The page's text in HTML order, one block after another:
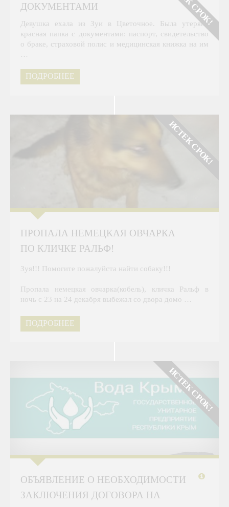
ДОКУМЕНТАМИ
Девушка ехала из Зуи в Цветочное. Была утеряна
красная папка с документами: паспорт, свидетельство
о браке, страховой полис и медицинская книжка на им
…
ПОДРОБНЕЕ
ИСТЕК СРОК!
ПРОПАЛА НЕМЕЦКАЯ ОВЧАРКА
ПО КЛИЧКЕ РАЛЬФ!
Зуя!!! Помогите пожалуйста найти собаку!!!
Пропала немецкая овчарка(кобель), кличка Ральф в
ночь с 23 на 24 декабря выбежал со двора домо …
ПОДРОБНЕЕ
ИСТЕК СРОК!
ОБЪЯВЛЕНИЕ О НЕОБХОДИМОСТИ
ЗАКЛЮЧЕНИЯ ДОГОВОРА НА